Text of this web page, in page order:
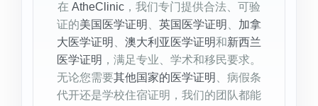
在 AtheClinic ，我们专门提供合法、可验
证的美国医学证明 英国医学证明
加拿
大医学证明
澳大利亚医学证明和新西兰
医学证明 ，满足专业、学术和移民要求。
无论您需要其他国家的医学证明
、病假条
代开还是学校住宿证明，我们的团队都能